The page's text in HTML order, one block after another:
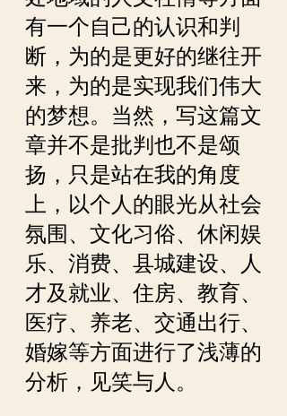
有一个自己的认识和判
断，为的是更好的继往开
来，为的是实现我们伟大
的梦想。当然，写这篇文
章并不是批判也不是颂
扬，只是站在我的角度
上，以个人的眼光从社会
氛围、文化习俗、休闲娱
乐、消费、县城建设、人
才及就业、住房、教育、
医疗、养老、交通出行、
婚嫁等方面进行了浅薄的
分析，见笑与人。